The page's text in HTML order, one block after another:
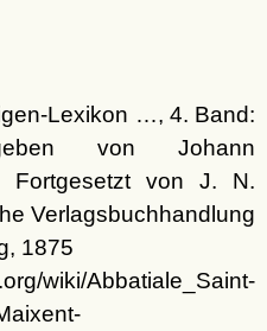
Lexikon …, 4. Band:
von Johann
Fortgesetzt von J. N.
Verlagsbuchhandlung
1875
wiki/Abbatiale_Saint-